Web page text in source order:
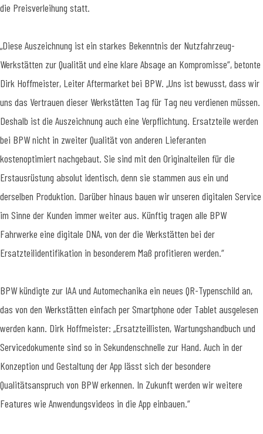
die Preisverleihung statt.
„Diese Auszeichnung ist ein starkes Bekenntnis der Nutzfahrzeug-
Werkstätten zur Qualität und eine klare Absage an Kompromisse“, betonte
Dirk Hoffmeister, Leiter Aftermarket bei BPW. „Uns ist bewusst, dass wir
uns das Vertrauen dieser Werkstätten Tag für Tag neu verdienen müssen.
Deshalb ist die Auszeichnung auch eine Verpflichtung. Ersatzteile werden
bei BPW nicht in zweiter Qualität von anderen Lieferanten
kostenoptimiert nachgebaut. Sie sind mit den Originalteilen für die
Erstausrüstung absolut identisch, denn sie stammen aus ein und
derselben Produktion. Darüber hinaus bauen wir unseren digitalen Service
im Sinne der Kunden immer weiter aus. Künftig tragen alle BPW
Fahrwerke eine digitale DNA, von der die Werkstätten bei der
Ersatzteilidentifikation in besonderem Maß profitieren werden.“
BPW kündigte zur IAA und Automechanika ein neues QR-Typenschild an,
das von den Werkstätten einfach per Smartphone oder Tablet ausgelesen
werden kann. Dirk Hoffmeister: „Ersatzteillisten, Wartungshandbuch und
Servicedokumente sind so in Sekundenschnelle zur Hand. Auch in der
Konzeption und Gestaltung der App lässt sich der besondere
Qualitätsanspruch von BPW erkennen. In Zukunft werden wir weitere
Features wie Anwendungsvideos in die App einbauen.“